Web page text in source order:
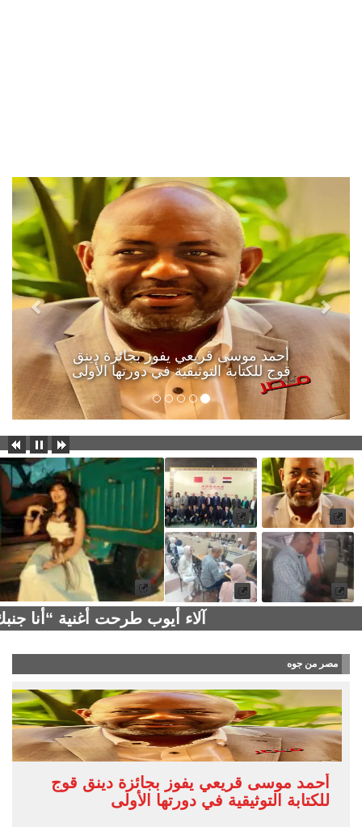
أحمد موسى قريعي يفوز بجائزة دينق
قوج للكتابة التوثيقية في دورتها الأولى
آلاء أيوب طرحت أغنية “أنا
مصر من جوه
أحمد موسى قريعي يفوز بجائزة دينق قوج
للكتابة التوثيقية في دورتها الأولى